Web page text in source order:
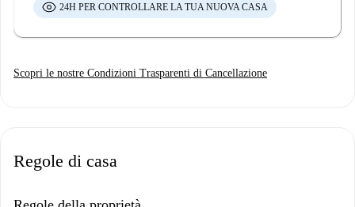
24H PER CONTROLLARE LA TUA NUOVA CASA
Scopri le nostre Condizioni Trasparenti di Cancellazione
Regole di casa